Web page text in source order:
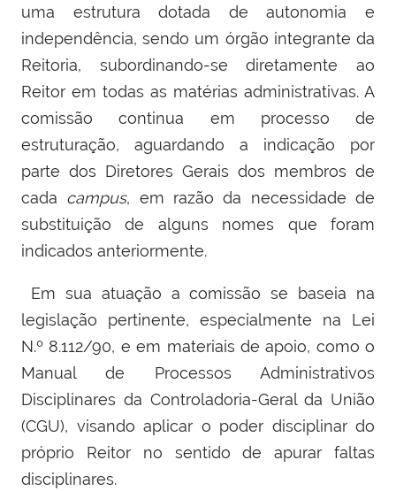
uma estrutura dotada de autonomia e
independência, sendo um órgão integrante da
Reitoria, subordinando-se diretamente ao
Reitor em todas as matérias administrativas. A
comissão continua em processo de
estruturação, aguardando a indicação por
parte dos Diretores Gerais dos membros de
cada campus, em razão da necessidade de
substituição de alguns nomes que foram
indicados anteriormente.
Em sua atuação a comissão se baseia na
legislação pertinente, especialmente na Lei
N.º 8.112/90, e em materiais de apoio, como o
Manual de Processos Administrativos
Disciplinares da Controladoria-Geral da União
(CGU), visando aplicar o poder disciplinar do
próprio Reitor no sentido de apurar faltas
disciplinares.